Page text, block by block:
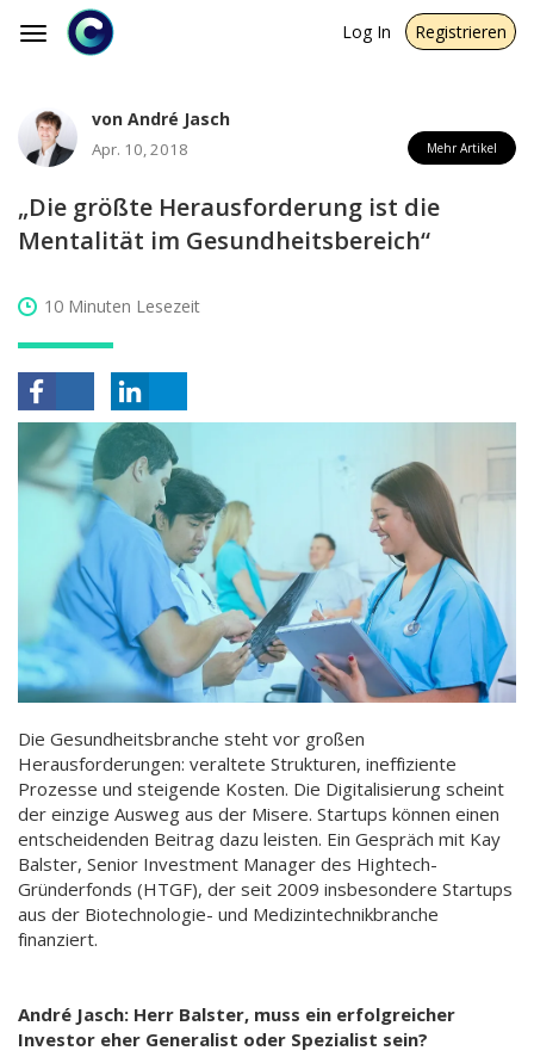
Toggle
Log In Registrieren
von André Jasch
Apr. 10, 2018 Mehr Artikel
„Die größte Herausforderung ist die
Mentalität im Gesundheitsbereich“
10 Minuten Lesezeit
Die Gesundheitsbranche steht vor großen
Herausforderungen: veraltete Strukturen, ineffiziente
Prozesse und steigende Kosten. Die Digitalisierung scheint
der einzige Ausweg aus der Misere. Startups können einen
entscheidenden Beitrag dazu leisten. Ein Gespräch mit Kay
Balster, Senior Investment Manager des Hightech-
Gründerfonds (HTGF), der seit 2009 insbesondere Startups
aus der Biotechnologie- und Medizintechnikbranche
finanziert.
André Jasch: Herr Balster, muss ein erfolgreicher
Investor eher Generalist oder Spezialist sein?